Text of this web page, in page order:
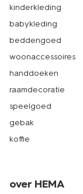
kinderkleding
babykleding
beddengoed
woonaccessoires
handdoeken
raamdecoratie
speelgoed
gebak
koffie
over HEMA